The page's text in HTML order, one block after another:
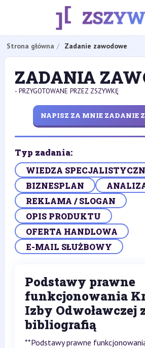
Strona główna Zadanie zawodowe
ZADANIA
- PRZYGOTOWANE PRZEZ ZSZYWKĘ
NAPISZ ZA MNIE ZADANIE
Typ zadania:
WIEDZA
BIZNESPLAN
REKLAMA / SLOGAN
OPIS PRODUKTU
OFERTA HANDLOWA
E-MAIL SŁUŻBOWY
Podstawy prawne
funkcjonowania
Izby Odwoławczej
bibliografią
**Podstawy prawne